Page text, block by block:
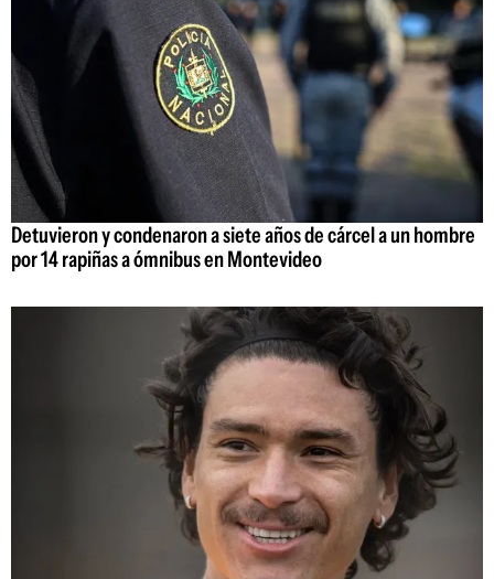
Detuvieron y condenaron a siete años de cárcel a un hombre
por 14 rapiñas a ómnibus en Montevideo